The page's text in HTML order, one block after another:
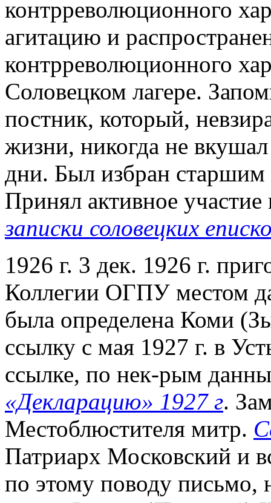
контрреволюционного
агитацию и
контрреволюционного
Соловецком лагере.
постник, который,
жизни, никогда не
дни. Был избран старшим
Принял активное
записки соловецких
1926 г. 3 дек. 1926 г.
Коллегии ОГПУ местом
была определена Коми
ссылку с мая 1927 г. в
ссылке, по нек-рым
«Декларацию» 1927 г.
Местоблюстителя митр.
Патриарх Московский и
по этому поводу